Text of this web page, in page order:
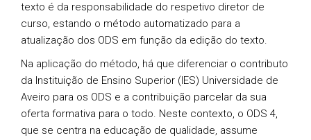
texto é da responsabilidade do respetivo diretor de
curso, estando o método automatizado para a
atualização dos ODS em função da edição do texto.
Na aplicação do método, há que diferenciar o contributo
da Instituição de Ensino Superior (IES) Universidade de
Aveiro para os ODS e a contribuição parcelar da sua
oferta formativa para o todo. Neste contexto, o ODS 4,
que se centra na educação de qualidade, assume